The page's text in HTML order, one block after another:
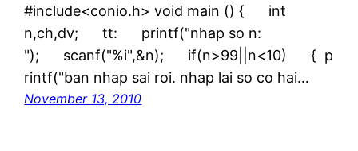
#include<conio.h> void main () { int
n,ch,dv; tt: printf("nhap so n:
"); scanf("%i",&n); if(n>99||n<10) { p
rintf("ban nhap sai roi. nhap lai so co hai…
November 13, 2010